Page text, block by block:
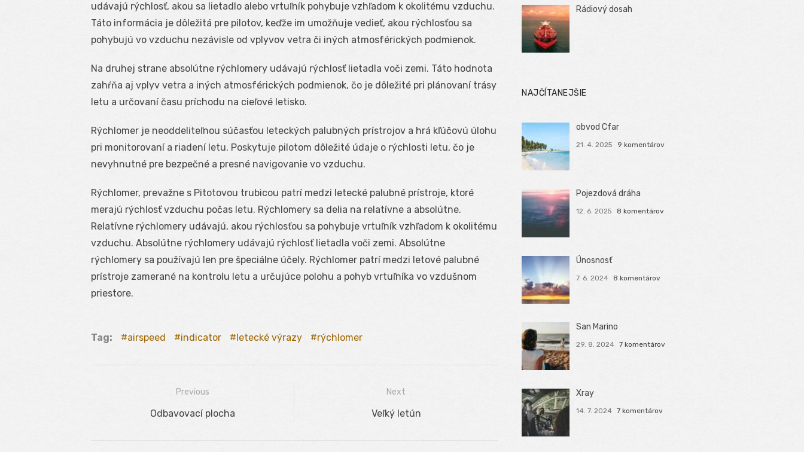
udávajú rýchlosť, akou sa lietadlo alebo vrtuľník pohybuje vzhľadom k okolitému vzduchu.
Táto informácia je dôležitá pre pilotov, keďže im umožňuje vedieť, akou rýchlosťou sa
pohybujú vo vzduchu nezávisle od vplyvov vetra či iných atmosférických podmienok.
Na druhej strane absolútne rýchlomery udávajú rýchlosť lietadla voči zemi. Táto hodnota
zahŕňa aj vplyv vetra a iných atmosférických podmienok, čo je dôležité pri plánovaní trásy
letu a určovaní času príchodu na cieľové letisko.
Rýchlomer je neoddeliteľnou súčasťou leteckých palubných prístrojov a hrá kľúčovú úlohu
pri monitorovaní a riadení letu. Poskytuje pilotom dôležité údaje o rýchlosti letu, čo je
nevyhnutné pre bezpečné a presné navigovanie vo vzduchu.
Rýchlomer, prevažne s Pitotovou trubicou patrí medzi letecké palubné prístroje, ktoré
merajú rýchlosť vzduchu počas letu. Rýchlomery sa delia na relatívne a absolútne.
Relatívne rýchlomery udávajú, akou rýchlosťou sa pohybuje vrtuľník vzhľadom k okolitému
vzduchu. Absolútne rýchlomery udávajú rýchlosť lietadla voči zemi. Absolútne
rýchlomery sa používajú len pre špeciálne účely. Rýchlomer patrí medzi letové palubné
prístroje zamerané na kontrolu letu a určujúce polohu a pohyb vrtuľníka vo vzdušnom
priestore.
Tag: airspeed indicator letecké výrazy rýchlomer
Navigácia
Previous
Previous
Odbavovací plocha
Next
Next
Veľký letún
Rádiový dosah
NAJČÍTANEJŠIE
obvod Cfar
21. 4. 2025 9 komentárov
Pojezdová dráha
12. 6. 2025 8 komentárov
Únosnosť
7. 6. 2024 8 komentárov
San Marino
29. 8. 2024 7 komentárov
Xray
14. 7. 2024 7 komentárov